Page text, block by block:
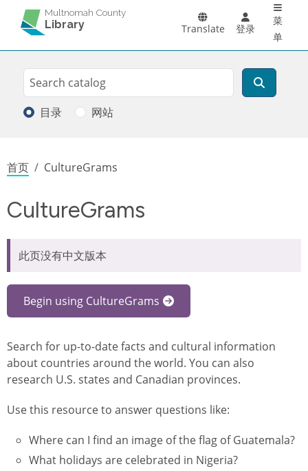
跳转到主要内容Multnomah County
Library Translate 登录
菜
单
Search
搜索
目录 网站
面包屑
首页 CultureGrams
CultureGrams
此页没有中文版本
Begin using CultureGrams
Search for up-to-date facts and cultural information
about countries around the world. You can also
research U.S. states and Canadian provinces.
Use this resource to answer questions like:
Where can I find an image of the flag of Guatemala?
What holidays are celebrated in Nigeria?